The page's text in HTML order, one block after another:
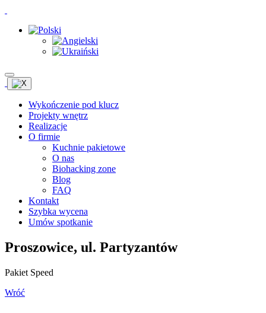
Wykończenie pod klucz
Projekty wnętrz
Realizacje
O firmie
Kuchnie pakietowe
O nas
Biohacking zone
Blog
FAQ
Kontakt
Szybka wycena
Umów spotkanie
Proszowice, ul. Partyzantów
Pakiet Speed
Wróć